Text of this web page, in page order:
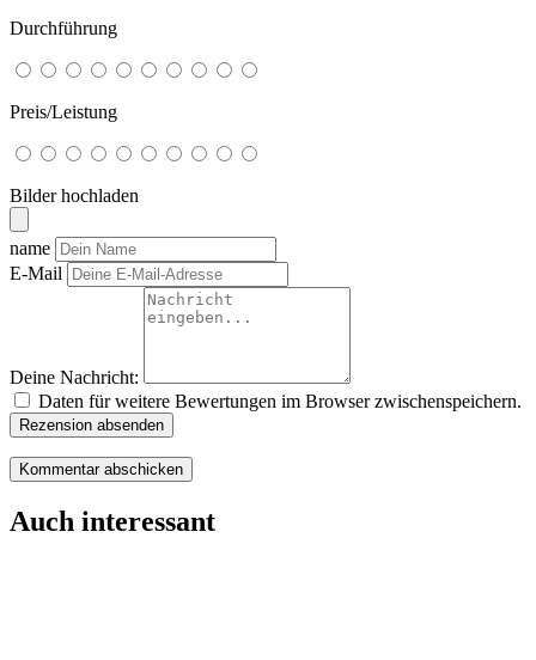
Durchführung
Preis/Leistung
Bilder hochladen
name
E-Mail
Deine Nachricht:
Daten für weitere Bewertungen im Browser zwischenspeichern.
Rezension absenden
Auch interessant